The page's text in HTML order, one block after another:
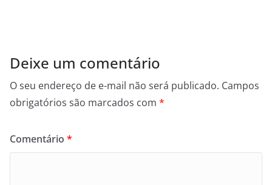
Deixe um comentário
O seu endereço de e-mail não será publicado. Campos
obrigatórios são marcados com *
Comentário *